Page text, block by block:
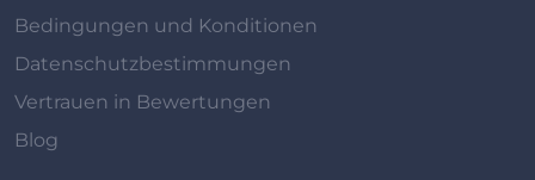
Bedingungen und Konditionen
Datenschutzbestimmungen
Vertrauen in Bewertungen
Blog